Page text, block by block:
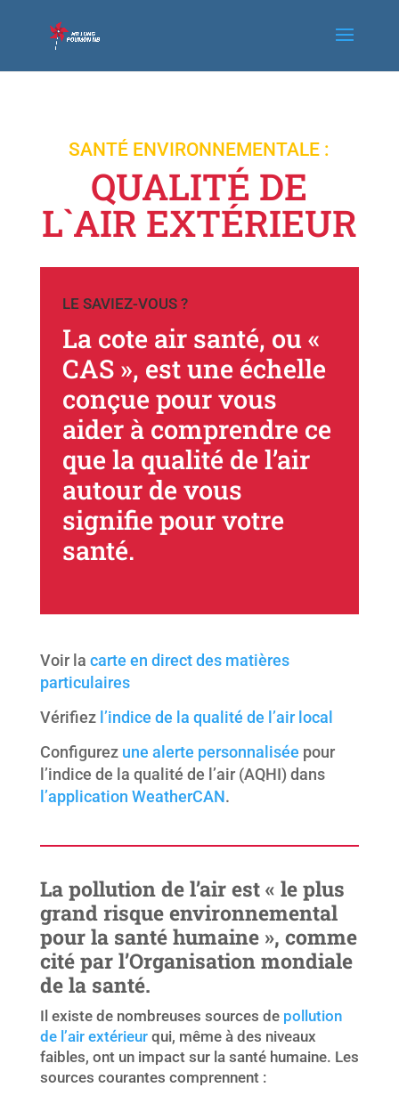
SANTÉ ENVIRONNEMENTALE :
QUALITÉ DE
L`AIR EXTÉRIEUR
LE SAVIEZ-VOUS ?
La cote air santé, ou «
CAS », est une échelle
conçue pour vous
aider à comprendre ce
que la qualité de l’air
autour de vous
signifie pour votre
santé.
Voir la carte en direct des matières
particulaires
Vérifiez l’indice de la qualité de l’air local
Configurez une alerte personnalisée pour
l’indice de la qualité de l’air (AQHI) dans
l’application WeatherCAN.
La pollution de l’air est « le plus
grand risque environnemental
pour la santé humaine », comme
cité par l’Organisation mondiale
de la santé.
Il existe de nombreuses sources de pollution
de l’air extérieurqui, même à des niveaux
faibles, ont un impact sur la santé humaine. Les
sources courantes comprennent :